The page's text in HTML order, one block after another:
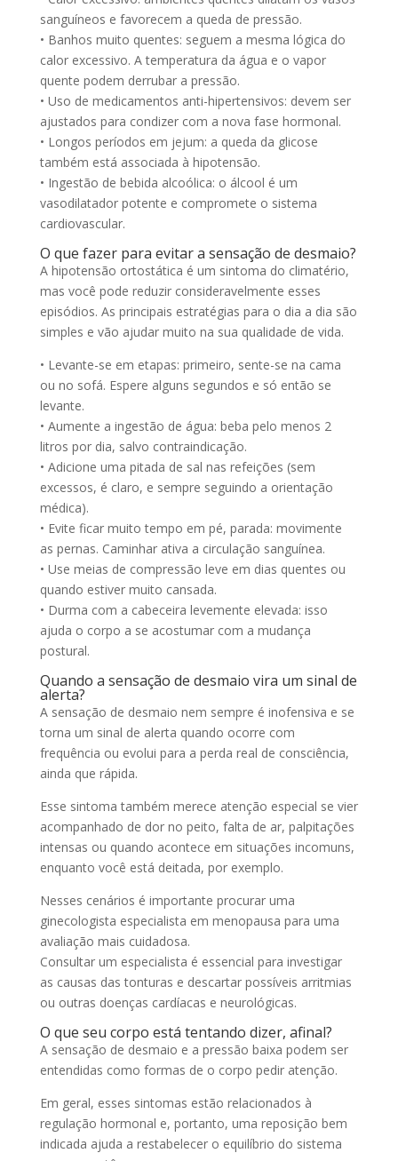
sanguíneos e favorecem a queda de pressão.
• Banhos muito quentes: seguem a mesma lógica do
calor excessivo. A temperatura da água e o vapor
quente podem derrubar a pressão.
• Uso de medicamentos anti-hipertensivos: devem ser
ajustados para condizer com a nova fase hormonal.
• Longos períodos em jejum: a queda da glicose
também está associada à hipotensão.
• Ingestão de bebida alcoólica: o álcool é um
vasodilatador potente e compromete o sistema
cardiovascular.
O que fazer para evitar a sensação de desmaio?
A hipotensão ortostática é um sintoma do climatério,
mas você pode reduzir consideravelmente esses
episódios. As principais estratégias para o dia a dia são
simples e vão ajudar muito na sua qualidade de vida.
• Levante-se em etapas: primeiro, sente-se na cama
ou no sofá. Espere alguns segundos e só então se
levante.
• Aumente a ingestão de água: beba pelo menos 2
litros por dia, salvo contraindicação.
• Adicione uma pitada de sal nas refeições (sem
excessos, é claro, e sempre seguindo a orientação
médica).
• Evite ficar muito tempo em pé, parada: movimente
as pernas. Caminhar ativa a circulação sanguínea.
• Use meias de compressão leve em dias quentes ou
quando estiver muito cansada.
• Durma com a cabeceira levemente elevada: isso
ajuda o corpo a se acostumar com a mudança
postural.
Quando a sensação de desmaio vira um sinal de
alerta?
A sensação de desmaio nem sempre é inofensiva e se
torna um sinal de alerta quando ocorre com
frequência ou evolui para a perda real de consciência,
ainda que rápida.
Esse sintoma também merece atenção especial se vier
acompanhado de dor no peito, falta de ar, palpitações
intensas ou quando acontece em situações incomuns,
enquanto você está deitada, por exemplo.
Nesses cenários é importante procurar uma
ginecologista especialista em menopausa para uma
avaliação mais cuidadosa.
Consultar um especialista é essencial para investigar
as causas das tonturas e descartar possíveis arritmias
ou outras doenças cardíacas e neurológicas.
O que seu corpo está tentando dizer, afinal?
A sensação de desmaio e a pressão baixa podem ser
entendidas como formas de o corpo pedir atenção.
Em geral, esses sintomas estão relacionados à
regulação hormonal e, portanto, uma reposição bem
indicada ajuda a restabelecer o equilíbrio do sistema